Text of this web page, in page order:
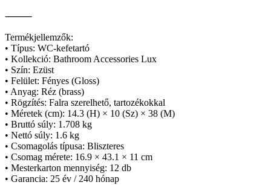
⸻
Termékjellemzők:
• Típus: WC-kefetartó
• Kollekció: Bathroom Accessories Lux
• Szín: Ezüst
• Felület: Fényes (Gloss)
• Anyag: Réz (brass)
• Rögzítés: Falra szerelhető, tartozékokkal
• Méretek (cm): 14.3 (H) × 10 (Sz) × 38 (M)
• Bruttó súly: 1.708 kg
• Nettó súly: 1.6 kg
• Csomagolás típusa: Bliszteres
• Csomag mérete: 16.9 × 43.1 × 11 cm
• Mesterkarton mennyiség: 12 db
• Garancia: 25 év / 240 hónap